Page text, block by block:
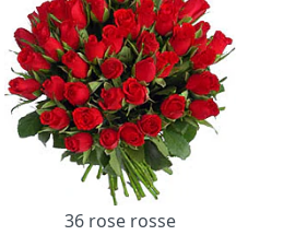
36 rose rosse